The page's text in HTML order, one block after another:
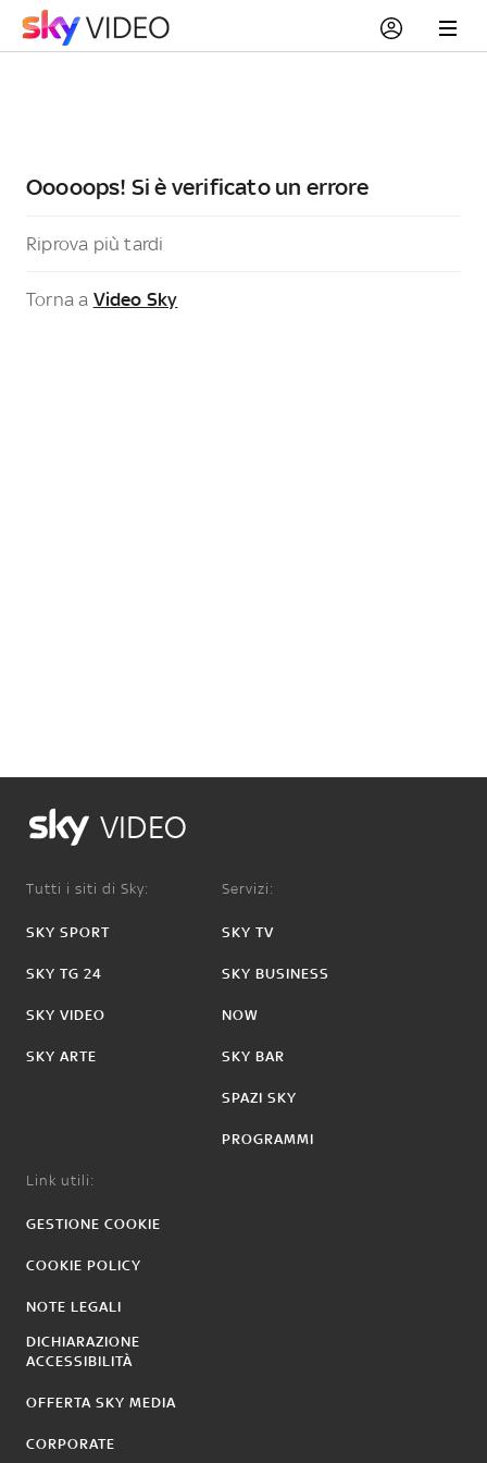
Ooooops! Si è verificato un errore
Riprova più tardi
Torna a Video Sky
VIDEO
Tutti i siti di Sky:
SKY SPORT
SKY TG 24
SKY VIDEO
SKY ARTE
Servizi:
SKY TV
SKY BUSINESS
NOW
SKY BAR
SPAZI SKY
PROGRAMMI
Link utili:
GESTIONE COOKIE
COOKIE POLICY
NOTE LEGALI
DICHIARAZIONE
ACCESSIBILITÀ
OFFERTA SKY MEDIA
CORPORATE